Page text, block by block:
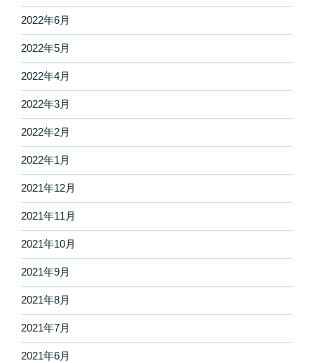
2022年6月
2022年5月
2022年4月
2022年3月
2022年2月
2022年1月
2021年12月
2021年11月
2021年10月
2021年9月
2021年8月
2021年7月
2021年6月